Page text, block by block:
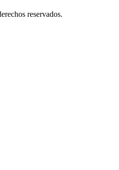
reservados.